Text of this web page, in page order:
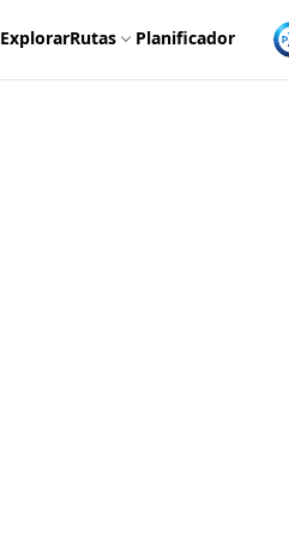
ExplorarRutas Planificador